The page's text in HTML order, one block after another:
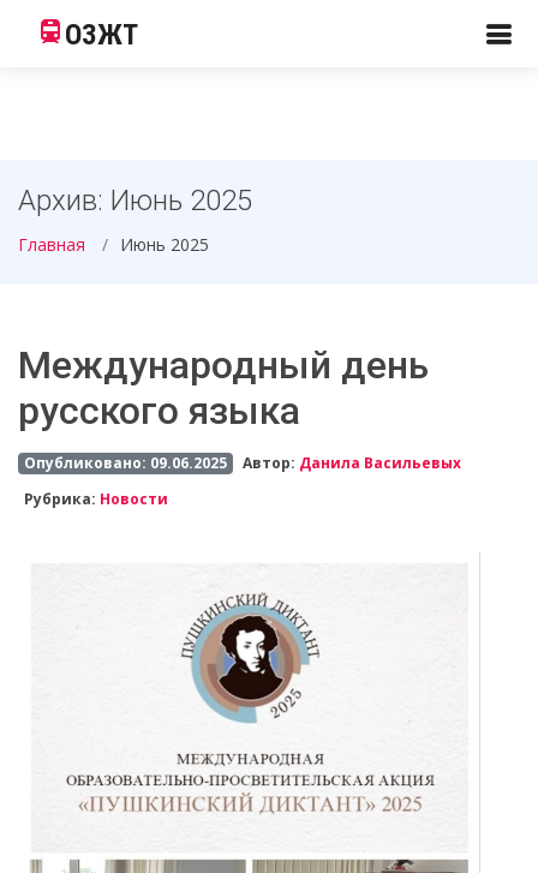
ОЗЖТ
Архив: Июнь 2025
Главная Июнь 2025
Международный день
русского языка
Опубликовано: 09.06.2025 Автор: Данила Васильевых
Рубрика: Новости